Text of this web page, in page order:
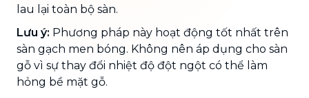
lau lại toàn bộ sàn.
Lưu ý: Phương pháp này hoạt động tốt nhất trên
sàn gạch men bóng. Không nên áp dụng cho sàn
gỗ vì sự thay đổi nhiệt độ đột ngột có thể làm
hỏng bề mặt gỗ.